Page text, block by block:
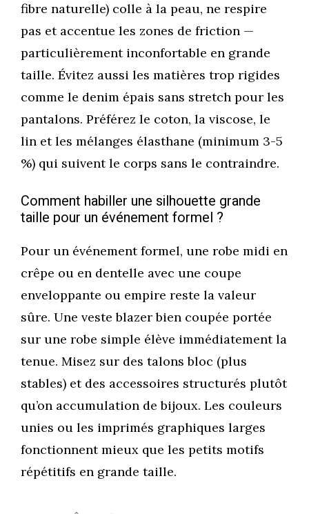
fibre naturelle) colle à la peau, ne respire
pas et accentue les zones de friction —
particulièrement inconfortable en grande
taille. Évitez aussi les matières trop rigides
comme le denim épais sans stretch pour les
pantalons. Préférez le coton, la viscose, le
lin et les mélanges élasthane (minimum 3-5
%) qui suivent le corps sans le contraindre.
Comment habiller une silhouette grande
taille pour un événement formel ?
Pour un événement formel, une robe midi en
crêpe ou en dentelle avec une coupe
enveloppante ou empire reste la valeur
sûre. Une veste blazer bien coupée portée
sur une robe simple élève immédiatement la
tenue. Misez sur des talons bloc (plus
stables) et des accessoires structurés plutôt
qu’on accumulation de bijoux. Les couleurs
unies ou les imprimés graphiques larges
fonctionnent mieux que les petits motifs
répétitifs en grande taille.